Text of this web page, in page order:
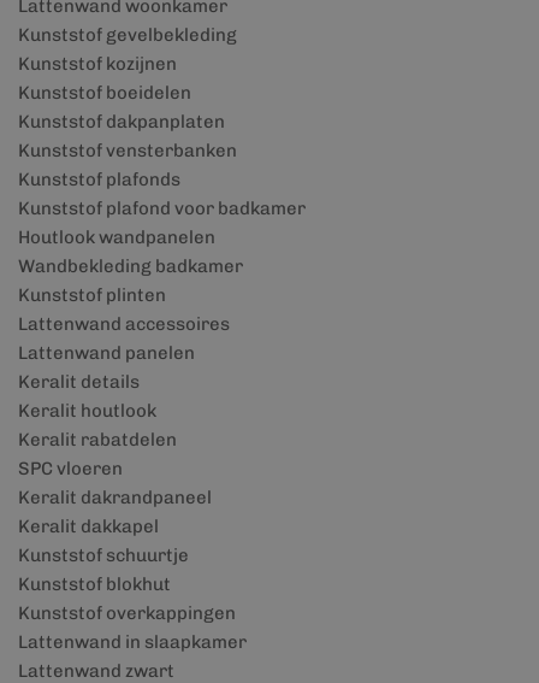
Lattenwand woonkamer
Kunststof gevelbekleding
Kunststof kozijnen
Kunststof boeidelen
Kunststof dakpanplaten
Kunststof vensterbanken
Kunststof plafonds
Kunststof plafond voor badkamer
Houtlook wandpanelen
Wandbekleding badkamer
Kunststof plinten
Lattenwand accessoires
Lattenwand panelen
Keralit details
Keralit houtlook
Keralit rabatdelen
SPC vloeren
Keralit dakrandpaneel
Keralit dakkapel
Kunststof schuurtje
Kunststof blokhut
Kunststof overkappingen
Lattenwand in slaapkamer
Lattenwand zwart